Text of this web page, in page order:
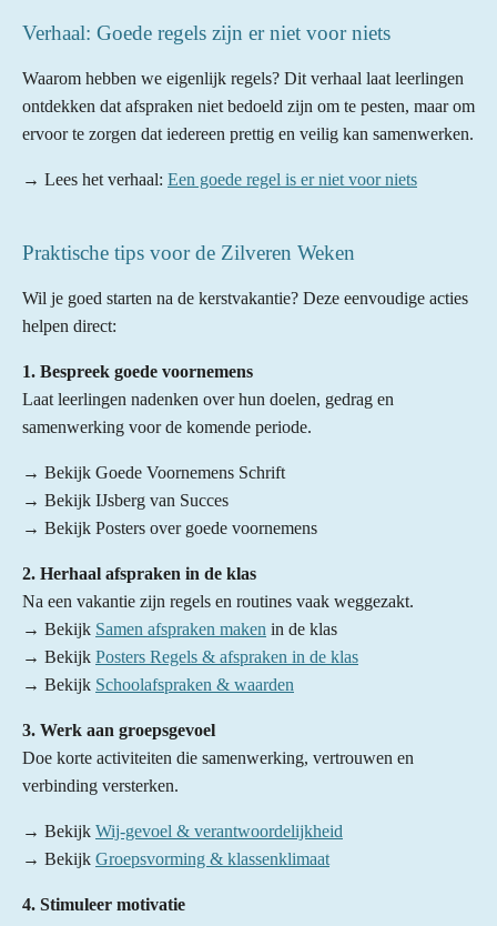
Verhaal: Goede regels zijn er niet voor niets
Waarom hebben we eigenlijk regels? Dit verhaal laat leerlingen
ontdekken dat afspraken niet bedoeld zijn om te pesten, maar om
ervoor te zorgen dat iedereen prettig en veilig kan samenwerken.
→ Lees het verhaal: Een goede regel is er niet voor niets
Praktische tips voor de Zilveren Weken
Wil je goed starten na de kerstvakantie? Deze eenvoudige acties
helpen direct:
1. Bespreek goede voornemens
Laat leerlingen nadenken over hun doelen, gedrag en
samenwerking voor de komende periode.
→ Bekijk Goede Voornemens Schrift
→ Bekijk IJsberg van Succes
→ Bekijk Posters over goede voornemens
2. Herhaal afspraken in de klas
Na een vakantie zijn regels en routines vaak weggezakt.
→ Bekijk Samen afspraken maken in de klas
→ Bekijk Posters Regels & afspraken in de klas
→ Bekijk Schoolafspraken & waarden
3. Werk aan groepsgevoel
Doe korte activiteiten die samenwerking, vertrouwen en
verbinding versterken.
→ Bekijk Wij-gevoel & verantwoordelijkheid
→ Bekijk Groepsvorming & klassenklimaat
4. Stimuleer motivatie